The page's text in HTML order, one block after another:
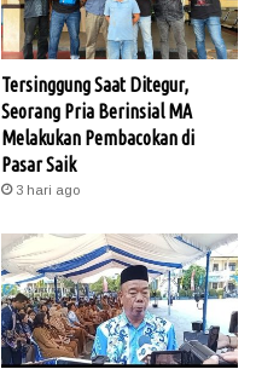
Tersinggung Saat Ditegur,
Seorang Pria Berinsial MA
Melakukan Pembacokan di
Pasar Saik
3 hari ago